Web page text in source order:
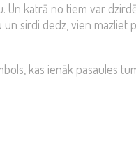
katrā no tiem var
sirdi dedz, vien
kas ienāk pasaules